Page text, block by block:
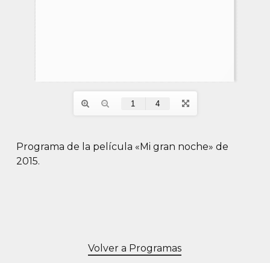
Programa de la película «Mi gran noche» de
2015.
Volver a Programas